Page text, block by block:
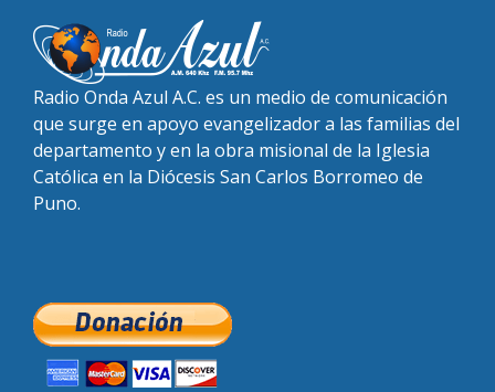
Radio Onda Azul A.C. es un medio de comunicación
que surge en apoyo evangelizador a las familias del
departamento y en la obra misional de la Iglesia
Católica en la Diócesis San Carlos Borromeo de
Puno.